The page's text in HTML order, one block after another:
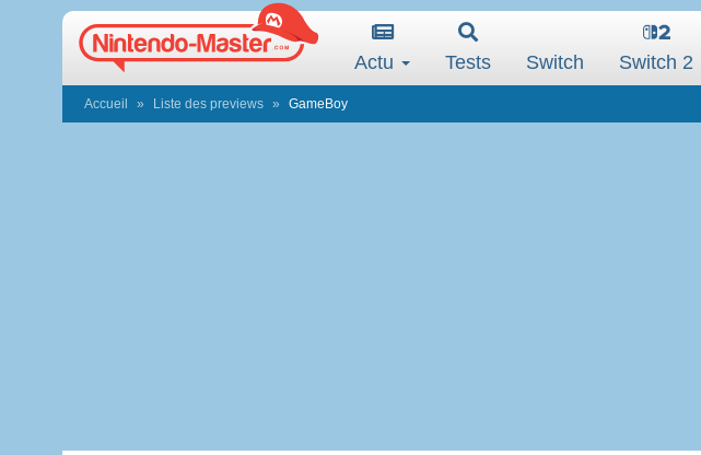
Actu Tests Switch Switch 2
Accueil Liste des previews GameBoy